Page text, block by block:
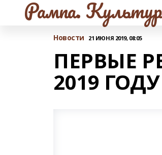
Рампа.
Новости 21 ИЮНЯ 2019, 08:05
ПЕРВЫЕ
2019 ГОДУ